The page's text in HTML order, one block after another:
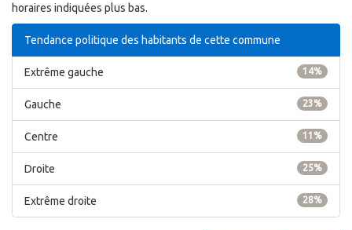
horaires indiquées plus bas.
Tendance politique des habitants de cette commune
14%
Extrême gauche
23%
Gauche
11%
Centre
25%
Droite
28%
Extrême droite